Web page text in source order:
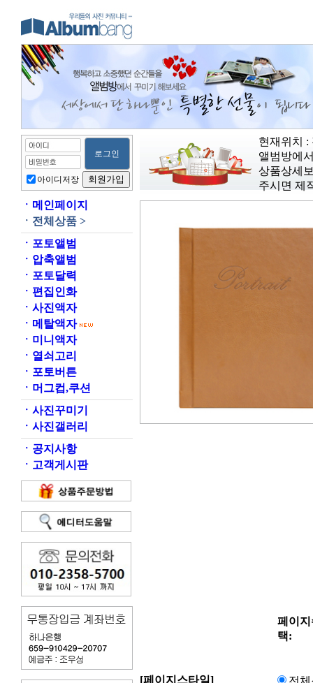
아이디저장
ㆍ 메인페이지
ㆍ 전체상품 >
ㆍ 포토앨범
ㆍ 압축앨범
ㆍ 포토달력
ㆍ 편집인화
ㆍ 사진액자
ㆍ 메탈액자
ㆍ 미니액자
ㆍ 열쇠고리
ㆍ 포토버튼
ㆍ 머그컵,쿠션
ㆍ 사진꾸미기
ㆍ 사진갤러리
ㆍ 공지사항
ㆍ 고객게시판
현재위치 :
앨범방에
상품상세
주시면 제
페이지
택:
[페이지스타일] 전